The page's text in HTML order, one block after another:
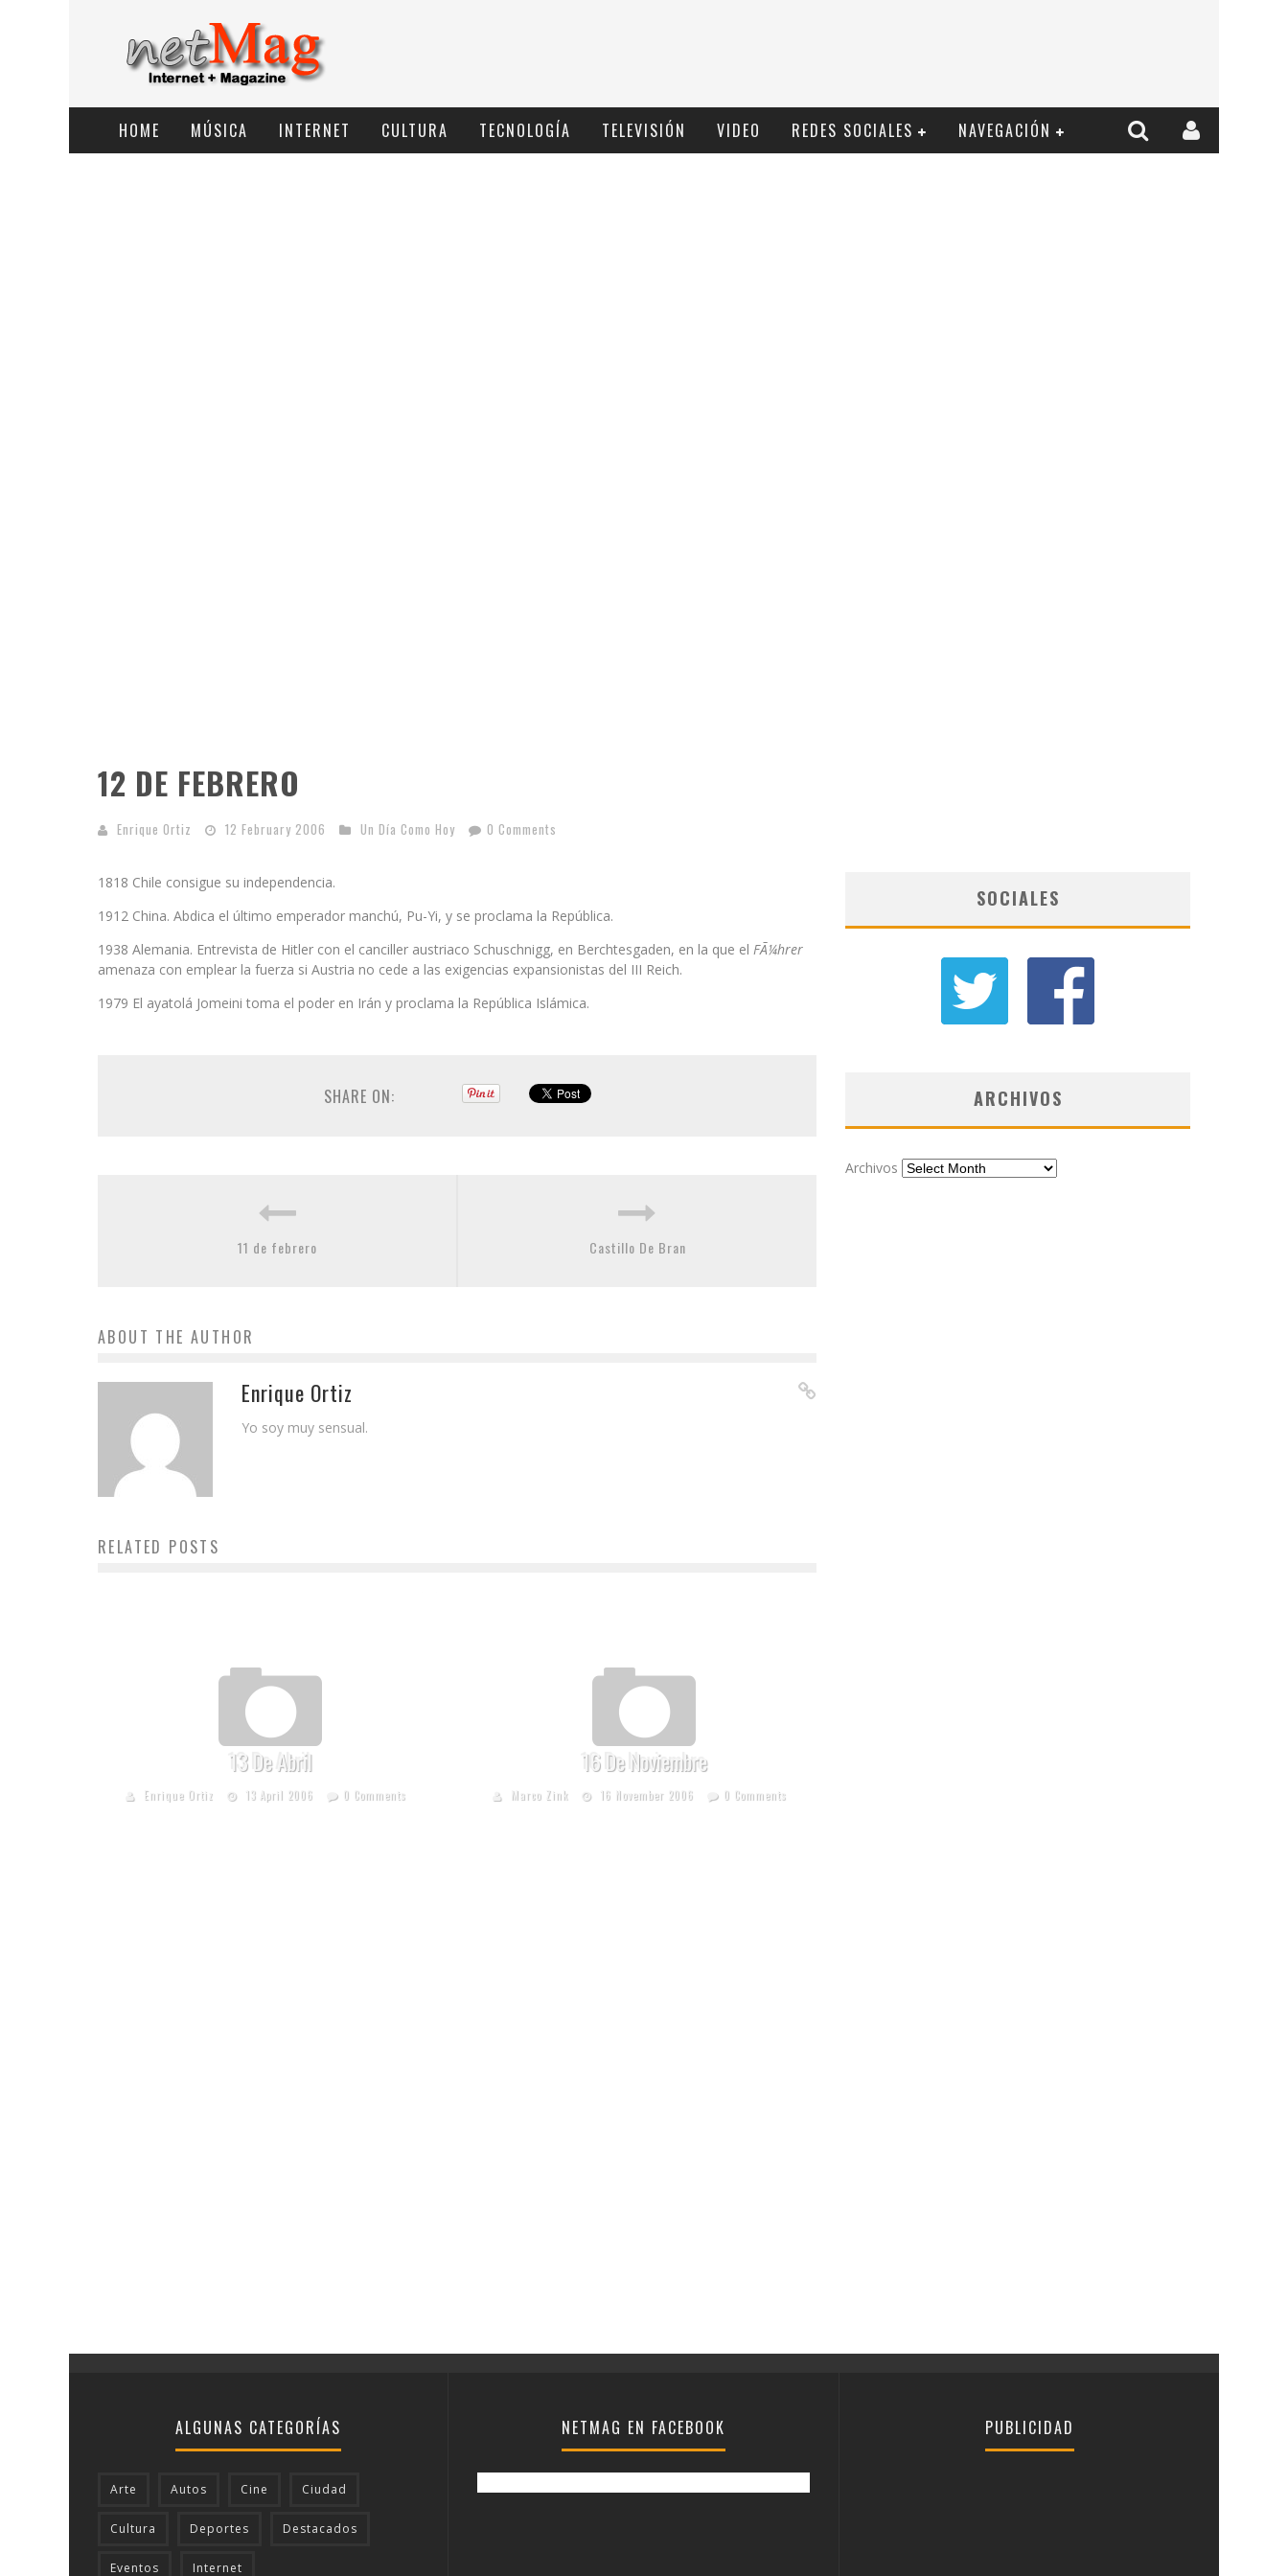
HOME MÚSICA INTERNET CULTURA TECNOLOGÍ­A TELEVISIÓN VIDEO REDES SOCIALES NAVEGACIÓN
12 DE FEBRERO
Enrique Ortiz 12 February 2006 Un Día Como Hoy 0 Comments
1818 Chile consigue su independencia.
1912 China. Abdica el último emperador manchú, Pu-Yi, y se proclama la República.
1938 Alemania. Entrevista de Hitler con el canciller austriaco Schuschnigg, en Berchtesgaden, en la que el FÃ¼hrer
amenaza con emplear la fuerza si Austria no cede a las exigencias expansionistas del III Reich.
1979 El ayatolá Jomeini toma el poder en Irán y proclama la República Islámica.
SHARE ON:
11 de febrero Castillo De Bran
ABOUT THE AUTHOR
Enrique Ortiz
Yo soy muy sensual.
RELATED POSTS
13 De Abril
Enrique Ortiz 13 April 2006 0 Comments
16 De Noviembre
Marco Zink 16 November 2006 0 Comments
SOCIALES
ARCHIVOS
Archivos
ALGUNAS CATEGORÍAS
Arte Autos Cine Ciudad
Cultura Deportes Destacados
Eventos Internet
NETMAG EN FACEBOOK PUBLICIDAD